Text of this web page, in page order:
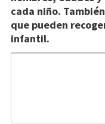
cada niño.
que pueden
infantil.